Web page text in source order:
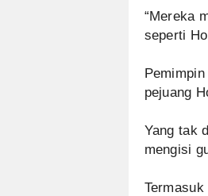
“Mereka
seperti
pejuang
Yang tak
mengisi